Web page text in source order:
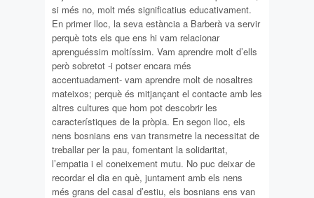
si més no, molt més significatius educativament.
En primer lloc, la seva estància a Barberà va servir
perquè tots els que ens hi vam relacionar
aprenguéssim moltíssim. Vam aprendre molt d’ells
però sobretot -i potser encara més
accentuadament- vam aprendre molt de nosaltres
mateixos; perquè és mitjançant el contacte amb les
altres cultures que hom pot descobrir les
característiques de la pròpia. En segon lloc, els
nens bosnians ens van transmetre la necessitat de
treballar per la pau, fomentant la solidaritat,
l’empatia i el coneixement mutu. No puc deixar de
recordar el dia en què, juntament amb els nens
més grans del casal d’estiu, els bosnians ens van